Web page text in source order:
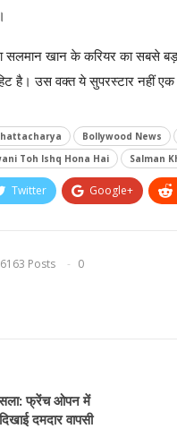
सलमान खान के करियर का सबसे
है। उस वक्त ये सुपरस्टार नहीं
Bollywood News
Toh Ishq Hona Hai Salman
Twitter Google+
6163 Posts
0
फ्रेंच ओपन में
दमदार वापसी